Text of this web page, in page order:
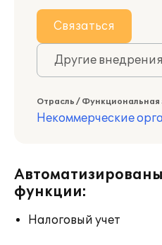
Связаться
Другие
Отрасль / Функциональная
Некоммерческие
функции:
Налоговый учет